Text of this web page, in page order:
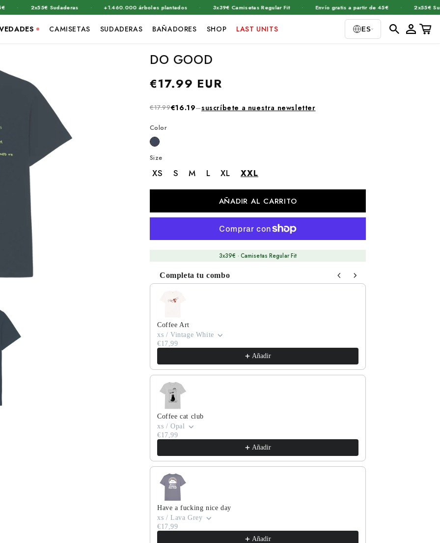
· 2x55€ Sudaderas · +1.460.000 árboles plantados · 3x39€ Camisetas Regular Fit · Envío gratis a partir de 45€ · 2x55€
CAMISETAS SUDADERAS BAÑADORES SHOP LAST UNITS ES Iniciar
sesiónCarrito
DO GOOD
Precio
€17.99 EUR
€17.99€16.19–suscríbete a nuestra newsletter
Size
XS S M L XL XXL
Color
AÑADIR AL CARRITO
3x39€ · Camisetas Regular Fit
Completa tu combo
Use the Previous and Next buttons to navigate through product recommendations,
Coffee Art
xs / Vintage White
€17,99
Añadir
Coffee cat club
xs / Opal
€17,99
Añadir
Have a fucking nice day
xs / Lava Grey
€17,99
Añadir